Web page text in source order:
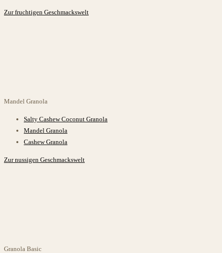
Zur fruchtigen Geschmackswelt
Mandel Granola
Salty Cashew Coconut Granola
Mandel Granola
Cashew Granola
Zur nussigen Geschmackswelt
Granola Basic